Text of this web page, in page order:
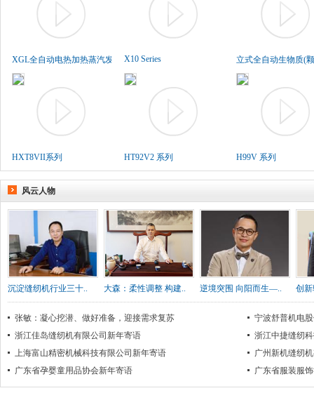
XGL全自动电热加热蒸汽发生..X10 Series 立式全自动生物质(
HXT8VII系列 HT92V2 系列 H99V 系列
风云人物
沉淀缝纫机行业三十.. 大森：柔性调整 构建.. 逆境突围 向阳而生—.. 创
张敏：凝心挖潜、做好准备，迎接需求复苏
宁波舒普机电
浙江佳岛缝纫机有限公司新年寄语
浙江中捷缝纫
上海富山精密机械科技有限公司新年寄语
广州新机缝纫
广东省孕婴童用品协会新年寄语
广东省服装服